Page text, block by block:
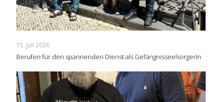
15. Juli 2026
Berufen für den spannenden Dienst als GefängnisseelsorgerIn